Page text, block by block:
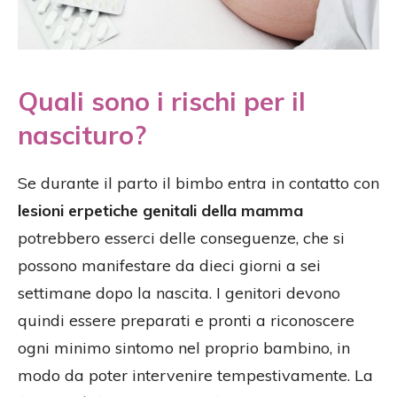
Quali sono i rischi per il
nascituro?
Se durante il parto il bimbo entra in contatto con
lesioni erpetiche genitali della mamma
potrebbero esserci delle conseguenze, che si
possono manifestare da dieci giorni a sei
settimane dopo la nascita. I genitori devono
quindi essere preparati e pronti a riconoscere
ogni minimo sintomo nel proprio bambino, in
modo da poter intervenire tempestivamente. La